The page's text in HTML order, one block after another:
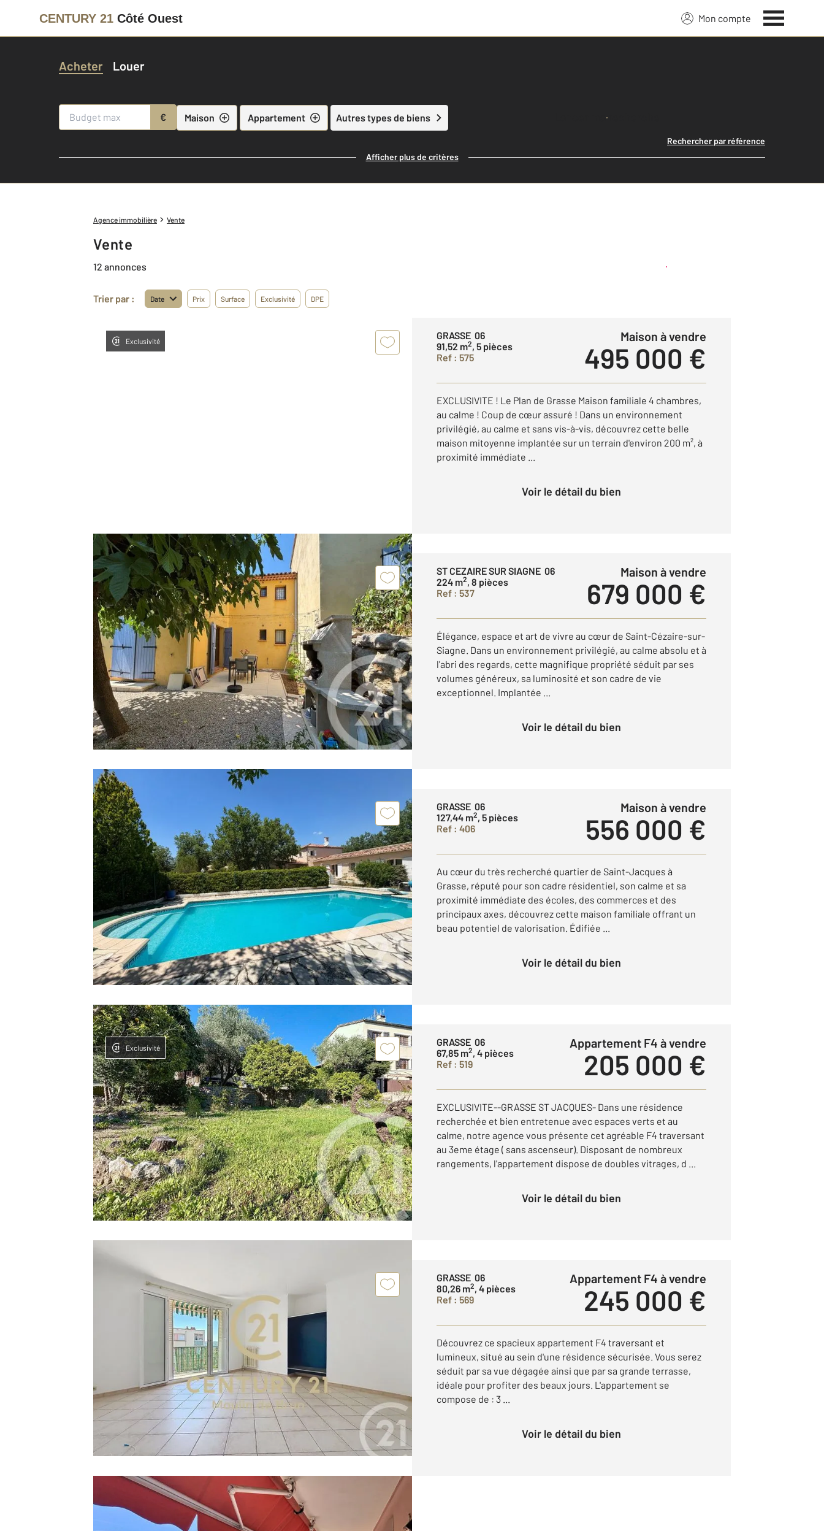
CENTURY 21 Côté Ouest Mon compte
Acheter Louer
€ Maison Appartement Autres types de biens Lancer ma recherche
Rechercher par référence
Afficher plus de critères
Agence immobilière Vente
Vente
12 annonces Créer une alerte
Trier par : Date Prix Surface Exclusivité DPE
Exclusivité
GRASSE 06
91,52 m2, 5 pièces
Ref : 575
Maison à vendre
495 000 €
EXCLUSIVITE ! Le Plan de Grasse Maison familiale 4 chambres,
au calme ! Coup de cœur assuré ! Dans un environnement
privilégié, au calme et sans vis-à-vis, découvrez cette belle
maison mitoyenne implantée sur un terrain d'environ 200 m², à
proximité immédiate ...
Voir le détail du bien
ST CEZAIRE SUR SIAGNE 06
224 m2, 8 pièces
Ref : 537
Maison à vendre
679 000 €
Élégance, espace et art de vivre au cœur de Saint-Cézaire-sur-
Siagne. Dans un environnement privilégié, au calme absolu et à
l'abri des regards, cette magnifique propriété séduit par ses
volumes généreux, sa luminosité et son cadre de vie
exceptionnel. Implantée ...
Voir le détail du bien
GRASSE 06
127,44 m2, 5 pièces
Ref : 406
Maison à vendre
556 000 €
Au cœur du très recherché quartier de Saint-Jacques à
Grasse, réputé pour son cadre résidentiel, son calme et sa
proximité immédiate des écoles, des commerces et des
principaux axes, découvrez cette maison familiale offrant un
beau potentiel de valorisation. Édifiée ...
Voir le détail du bien
Exclusivité
GRASSE 06
67,85 m2, 4 pièces
Ref : 519
Appartement F4 à vendre
205 000 €
EXCLUSIVITE--GRASSE ST JACQUES- Dans une résidence
recherchée et bien entretenue avec espaces verts et au
calme, notre agence vous présente cet agréable F4 traversant
au 3eme étage ( sans ascenseur). Disposant de nombreux
rangements, l'appartement dispose de doubles vitrages, d ...
Voir le détail du bien
GRASSE 06
80,26 m2, 4 pièces
Ref : 569
Appartement F4 à vendre
245 000 €
Découvrez ce spacieux appartement F4 traversant et
lumineux, situé au sein d'une résidence sécurisée. Vous serez
séduit par sa vue dégagée ainsi que par sa grande terrasse,
idéale pour profiter des beaux jours. L'appartement se
compose de : 3 ...
Voir le détail du bien